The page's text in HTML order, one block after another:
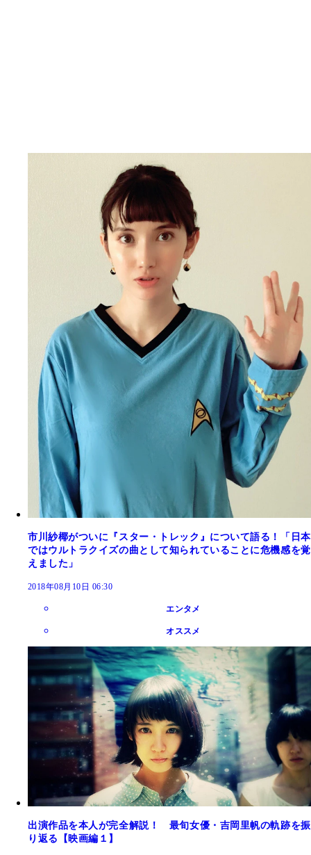
市川紗椰がついに『スター・トレック』について語る！「日本
ではウルトラクイズの曲として知られていることに危機感を覚
えました」
2018年08月10日 06:30
エンタメ
オススメ
出演作品を本人が完全解説！ 最旬女優・吉岡里帆の軌跡を振
り返る【映画編１】